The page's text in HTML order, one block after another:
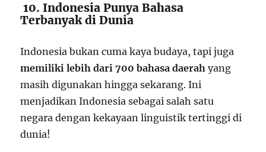
10. Indonesia Punya Bahasa
Terbanyak di Dunia
Indonesia bukan cuma kaya budaya, tapi juga
memiliki lebih dari 700 bahasa daerah yang
masih digunakan hingga sekarang. Ini
menjadikan Indonesia sebagai salah satu
negara dengan kekayaan linguistik tertinggi di
dunia!